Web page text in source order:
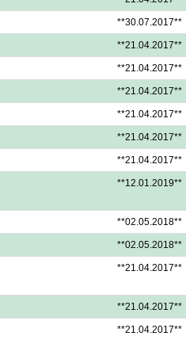
**30.07.2017**
**21.04.2017**
**21.04.2017**
**21.04.2017**
**21.04.2017**
**21.04.2017**
**21.04.2017**
**12.01.2019**
**02.05.2018**
**02.05.2018**
**21.04.2017**
**21.04.2017**
**21.04.2017**